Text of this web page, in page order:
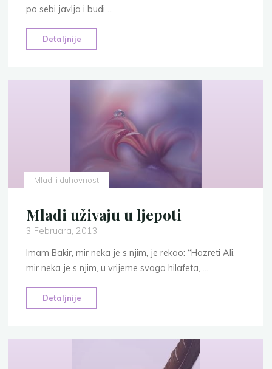
po sebi javlja i budi …
Detaljnije
mladih
duhovnom
Mladi i duhovnost
Mladi uživaju u ljepoti
3 Februara, 2013
Imam Bakir, mir neka je s njim, je rekao: “Hazreti Ali,
mir neka je s njim, u vrijeme svoga hilafeta, …
Detaljnije
uživaju
ljepoti"